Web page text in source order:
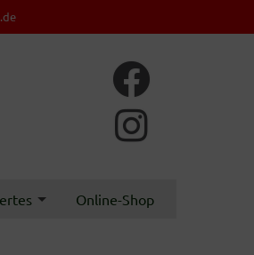
Online-Shop